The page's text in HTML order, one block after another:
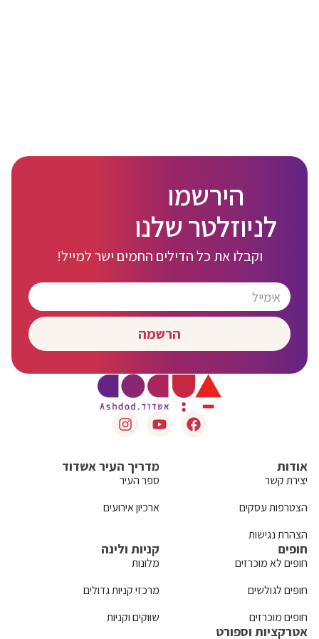
הירשמו
לניוזלטר שלנו
וקבלו את כל הדילים החמים ישר למייל!
הרשמה
אודות
יצירת קשר
הצטרפות עסקים
הצהרת נגישות
מדריך העיר אשדוד
ספר העיר
ארכיון אירועים
חופים
חופים לא מוכרזים
חופים לגולשים
חופים מוכרזים
קניות ולינה
מלונות
מרכזי קניות גדולים
שווקים וקניות
אטרקציות וספורט